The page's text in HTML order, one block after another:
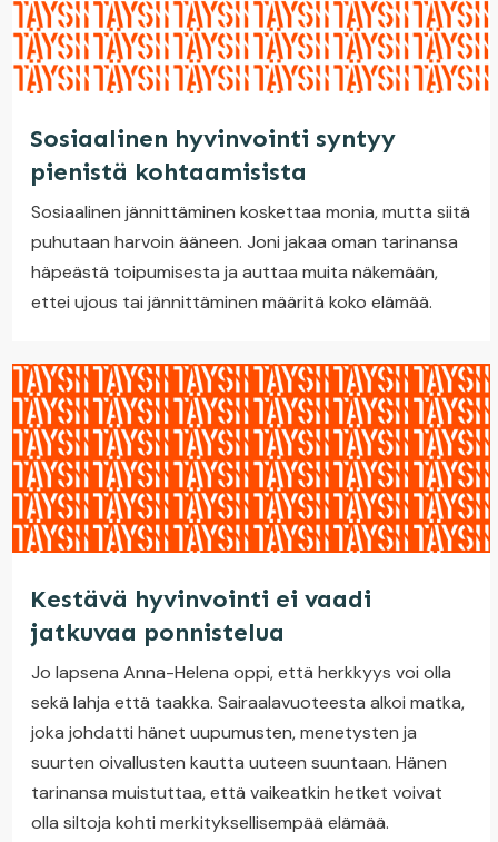
Sosiaalinen hyvinvointi syntyy
pienistä kohtaamisista
Sosiaalinen jännittäminen koskettaa monia, mutta siitä
puhutaan harvoin ääneen. Joni jakaa oman tarinansa
häpeästä toipumisesta ja auttaa muita näkemään,
ettei ujous tai jännittäminen määritä koko elämää.
Kestävä hyvinvointi ei vaadi
jatkuvaa ponnistelua
Jo lapsena Anna-Helena oppi, että herkkyys voi olla
sekä lahja että taakka. Sairaalavuoteesta alkoi matka,
joka johdatti hänet uupumusten, menetysten ja
suurten oivallusten kautta uuteen suuntaan. Hänen
tarinansa muistuttaa, että vaikeatkin hetket voivat
olla siltoja kohti merkityksellisempää elämää.